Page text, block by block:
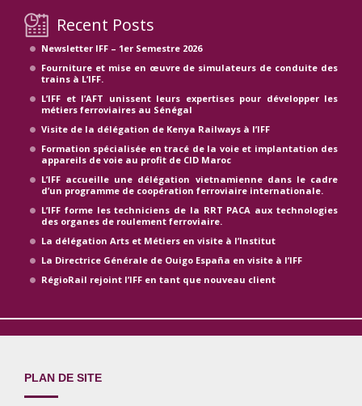
Recent Posts
Newsletter IFF – 1er Semestre 2026
Fourniture et mise en œuvre de simulateurs de conduite des
trains à L’IFF.
L’IFF et l’AFT unissent leurs expertises pour développer les
métiers ferroviaires au Sénégal
Visite de la délégation de Kenya Railways à l’IFF
Formation spécialisée en tracé de la voie et implantation des
appareils de voie au profit de CID Maroc
L’IFF accueille une délégation vietnamienne dans le cadre
d’un programme de coopération ferroviaire internationale.
L’IFF forme les techniciens de la RRT PACA aux technologies
des organes de roulement ferroviaire.
La délégation Arts et Métiers en visite à l’Institut
La Directrice Générale de Ouigo España en visite à l’IFF
RégioRail rejoint l’IFF en tant que nouveau client
PLAN DE SITE